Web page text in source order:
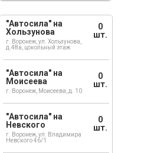
"Автосила" на
Хользунова
г. Воронеж, ул. Хользунова,
д.48а, цокольный этаж
0
шт.
"Автосила" на
Моисеева
г. Воронеж, Моисеева, д. 10
0
шт.
"Автосила" на
Невского
г. Воронеж, ул. Владимира
Невского 46/1
0
шт.